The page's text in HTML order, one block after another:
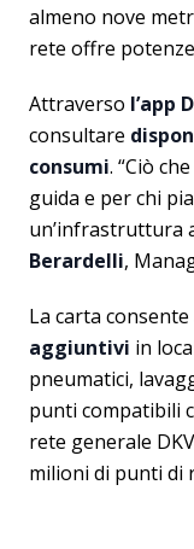
almeno nove
rete offre
Attraverso l’app
consultare
consumi. “Ciò
guida e per chi
un’infrastruttura
Berardelli,
La carta consente
aggiuntivi in
pneumatici,
punti compatibili
rete generale
milioni di punti di